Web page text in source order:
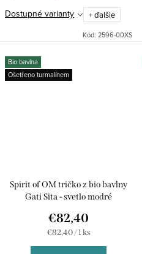
Dostupné varianty + ďalšie
Kód: 2596-00XS
Bio bavlna
Ošetřeno turmalínem
Spirit of OM tričko z bio bavlny
Gati Sita - svetlo modré
€82,40
Jednotková
cena:
€82,40 / 1 ks